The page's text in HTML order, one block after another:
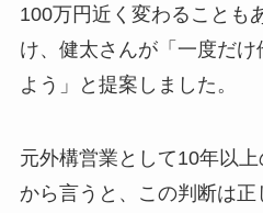
100万円近く変わること
け、健太さんが「一度だ
よう」と提案しました。
元外構営業として10年以
から言うと、この判断は